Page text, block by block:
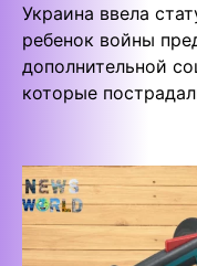
Украина ввела
ребенок войны
дополнительной
которые